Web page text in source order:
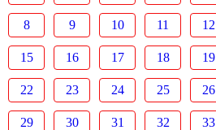
8 9 10 11 12
15 16 17 18 19
22 23 24 25 26
29 30 31 32 33